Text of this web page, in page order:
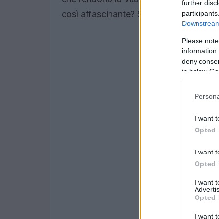
further
Please
information
deny
in below
I want
Opted
I want
Opted
I want
Opted
I want
così affascinante? Scopriamolo